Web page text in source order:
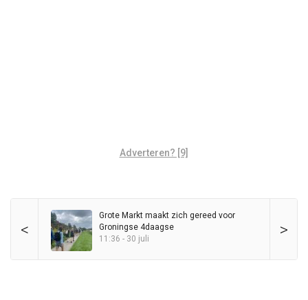
Adverteren? [9]
< >
Grote Markt maakt zich gereed voor
Groningse 4daagse
11:36 - 30 juli